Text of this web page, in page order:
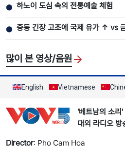
● 하노이 도심 속의 전통예술 체험
● 중동 긴장 고조에 국제 유가 ↑ vs
많이 본 영상/음원
English Vietnamese
'베트남의 소리
대외 라디오 방
Director: Pho Cam Hoa